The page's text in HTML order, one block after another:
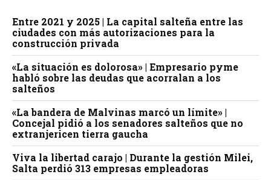
Entre 2021 y 2025 | La capital salteña entre las
ciudades con más autorizaciones para la
construcción privada
«La situación es dolorosa» | Empresario pyme
habló sobre las deudas que acorralan a los
salteños
«La bandera de Malvinas marcó un límite» |
Concejal pidió a los senadores salteños que no
extranjericen tierra gaucha
Viva la libertad carajo | Durante la gestión Milei,
Salta perdió 313 empresas empleadoras